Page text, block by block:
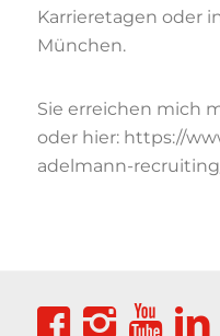
Karrieretagen oder
München.
Sie erreichen mich
oder hier: https://
adelmann-